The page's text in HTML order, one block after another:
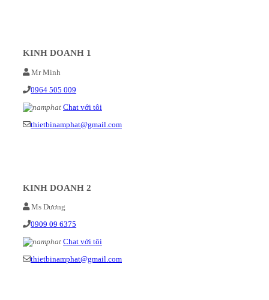
KINH DOANH 1
Mr Minh
0964 505 009
Chat với tôi
thietbinamphat@gmail.com
KINH DOANH 2
Ms Dương
0909 09 6375
Chat với tôi
thietbinamphat@gmail.com